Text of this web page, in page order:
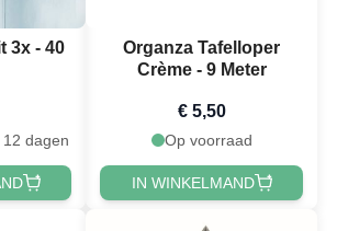
3x - 40
dagen
Organza Tafelloper
Crème - 9 Meter
€ 5,50
Op voorraad
IN WINKELMAND